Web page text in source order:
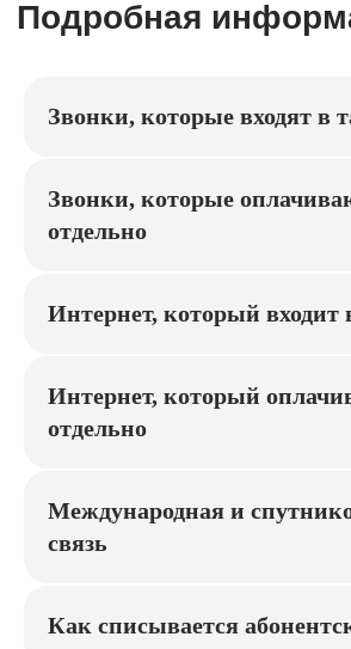
Звонки, которые входят в
Звонки, которые
отдельно
Интернет, который входит
Интернет, который
отдельно
Международная и
связь
Как списывается
бизнеса.
МегаФон — мобильная связь, которая
Хотите подключить мобильную
связь МегаФон для юридических
лиц в Волгограде?